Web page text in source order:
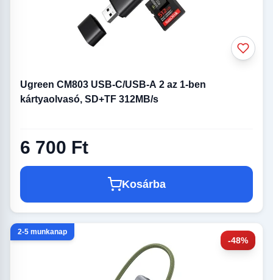
Ugreen CM803 USB-C/USB-A 2 az 1-ben
kártyaolvasó, SD+TF 312MB/s
6 700 Ft
Kosárba
-48%
2-5 munkanap